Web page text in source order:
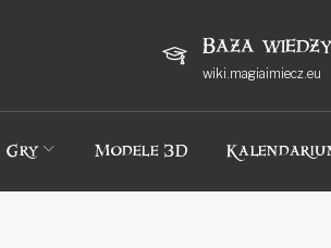
Baza
wiki.magiaimiecz.eu
Gry Modele 3D